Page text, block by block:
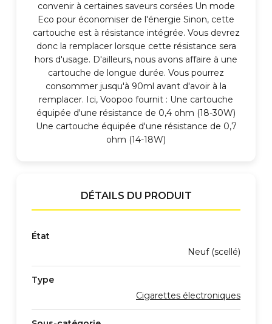
convenir à certaines saveurs corsées Un mode
Eco pour économiser de l'énergie Sinon, cette
cartouche est à résistance intégrée. Vous devrez
donc la remplacer lorsque cette résistance sera
hors d'usage. D'ailleurs, nous avons affaire à une
cartouche de longue durée. Vous pourrez
consommer jusqu'à 90ml avant d'avoir à la
remplacer. Ici, Voopoo fournit : Une cartouche
équipée d'une résistance de 0,4 ohm (18-30W)
Une cartouche équipée d'une résistance de 0,7
ohm (14-18W)
DÉTAILS DU PRODUIT
État
Neuf (scellé)
Type
Cigarettes électroniques